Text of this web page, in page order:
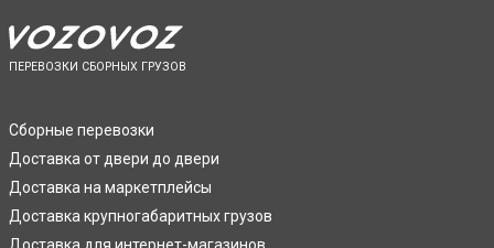
ПЕРЕВОЗКИ СБОРНЫХ ГРУЗОВ
Сборные перевозки
Доставка от двери до двери
Доставка на маркетплейсы
Доставка крупногабаритных грузов